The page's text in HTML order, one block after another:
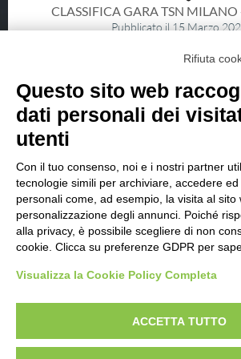
Archivio gruppi di merito
Atleti di interesse
Staff Tecnico
Staff medico
ATLETI AZZURRI
DISCIPLINE NON
Bench Rest
Ex Ordinanza
CLASSIFICA GARA TSN MILANO
Pubblicato il 15 Marzo
Pubblicato il 15 Marzo
SCARICA
Rifiuta
Questo sito web
dati personali dei
utenti
Con il tuo consenso, noi e i nostri partner
tecnologie simili per archiviare, accedere
personali come, ad esempio, la visita al sito
personalizzazione degli annunci. Poiché
alla privacy, è possibile scegliere di non
cookie. Clicca su preferenze GDPR per
Visualizza la Cookie Policy Completa
ACCETTA TUTTO